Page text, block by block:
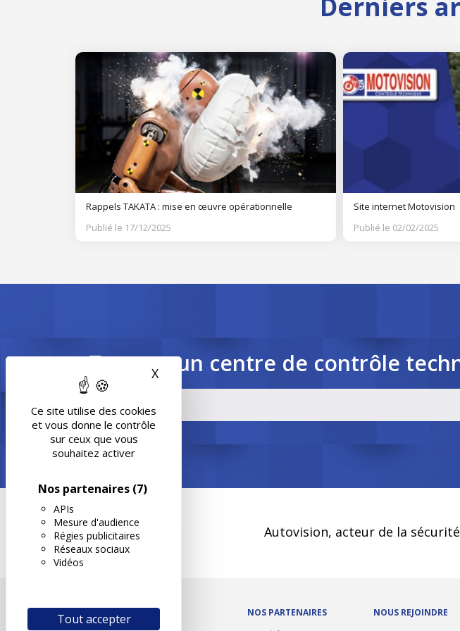
Ce site utilise des cookies
et vous donne le contrôle
sur ceux que vous
souhaitez activer
Nos partenaires (7)
APIs
Mesure d'audience
Régies publicitaires
Réseaux sociaux
Vidéos
Tout accepter
X Masquer le bandeau des cookies
Derniers
Rappels TAKATA : mise en œuvre opérationnelle
Publié le 17/12/2025
Site internet Motovision
Publié le 02/02/2025
Trouvez un centre de contrôle
Autovision, acteur de la
NOS PARTENAIRES
NOUS REJOINDRE